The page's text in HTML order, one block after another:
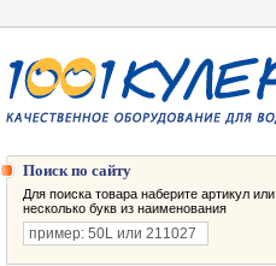
Поиск по сайту
Для поиска товара наберите артикул или
несколько букв из наименования